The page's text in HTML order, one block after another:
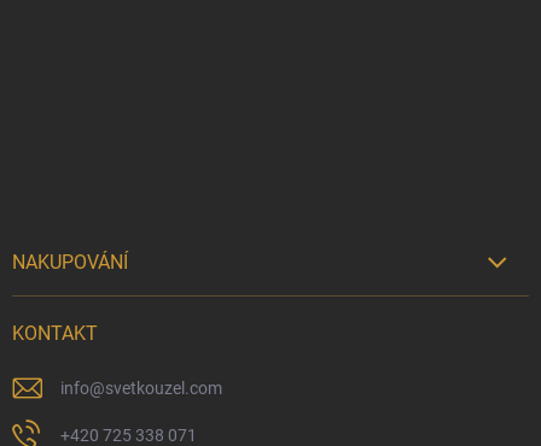
NAKUPOVÁNÍ 
Kamenný obchod
Dárkový rádce 🎁
KONTAKT
info@svetkouzel.com
+420 725 338 071